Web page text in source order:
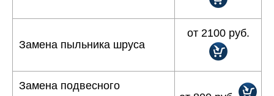
Замена пыльника шруса
от 2100 руб.
Замена подвесного